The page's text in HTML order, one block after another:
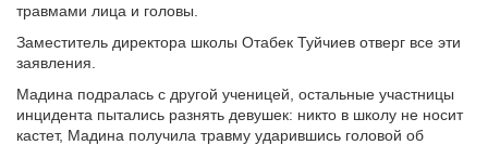
травмами лица и головы.
Заместитель директора школы Отабек Туйчиев отверг все эти
заявления.
Мадина подралась с другой ученицей, остальные участницы
инцидента пытались разнять девушек: никто в школу не носит
кастет, Мадина получила травму ударившись головой об